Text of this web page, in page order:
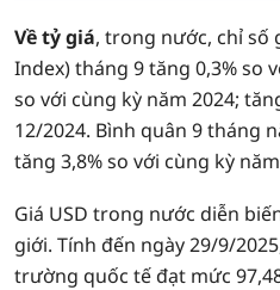
Về tỷ giá, trong nước, chỉ số
Index) tháng 9 tăng 0,3% so
so với cùng kỳ năm 2024;
12/2024. Bình quân 9 tháng
tăng 3,8% so với cùng kỳ
Giá USD trong nước diễn
giới. Tính đến ngày 29/9/
trường quốc tế đạt mức